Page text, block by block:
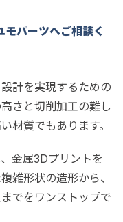
パーツへご相談く
計を実現するための
さと切削加工の難し
材質でもあります。
金属3Dプリントを
雑形状の造形から、
でをワンストップで